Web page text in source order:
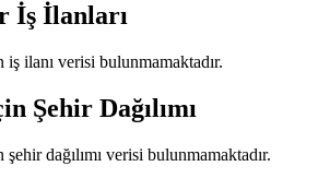
İş İlanları
iş ilanı verisi bulunmamaktadır.
Şehir Dağılımı
şehir dağılımı verisi bulunmamaktadır.